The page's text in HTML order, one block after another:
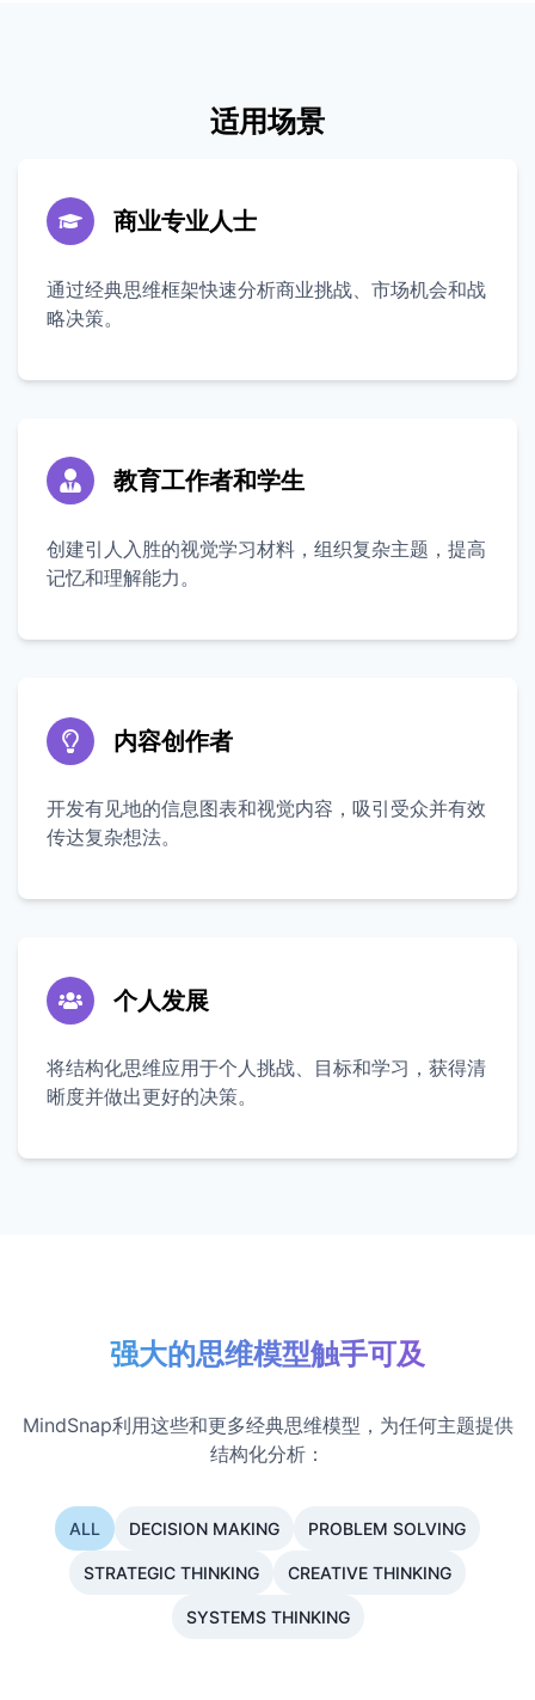
适用场景
商业专业人士
通过经典思维框架快速分析商业挑战、市场机会和战
略决策。
教育工作者和学生
创建引人入胜的视觉学习材料，组织复杂主题，提高
记忆和理解能力。
内容创作者
开发有见地的信息图表和视觉内容，吸引受众并有效
传达复杂想法。
个人发展
将结构化思维应用于个人挑战、目标和学习，获得清
晰度并做出更好的决策。
强大的思维模型触手可及
MindSnap利用这些和更多经典思维模型，为任何主题提供
结构化分析：
ALL DECISION MAKING PROBLEM SOLVING
STRATEGIC THINKING CREATIVE THINKING
SYSTEMS THINKING